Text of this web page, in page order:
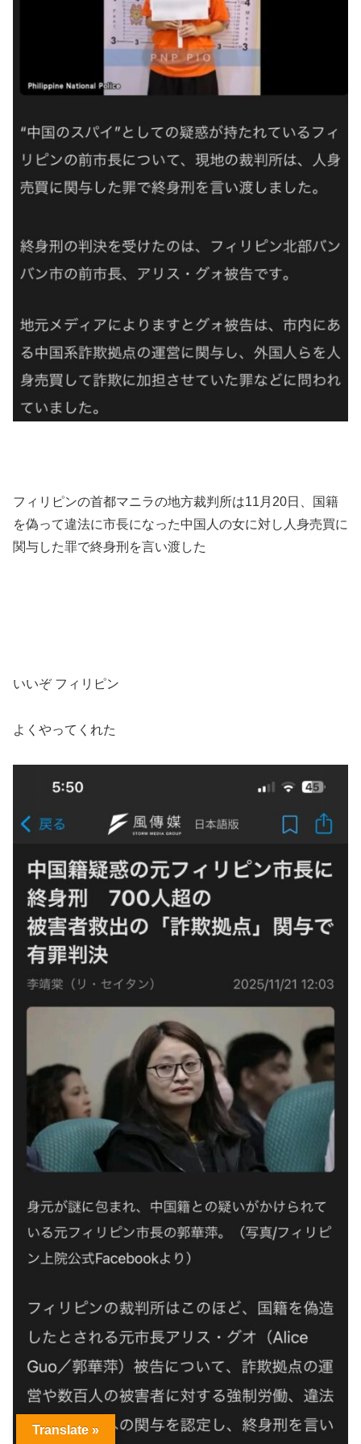
フィリピンの首都マニラの地方裁判所は11月20日、国籍
を偽って違法に市長になった中国人の女に対し人身売買に
関与した罪で終身刑を言い渡した
いいぞ フィリピン
よくやってくれた
Translate »